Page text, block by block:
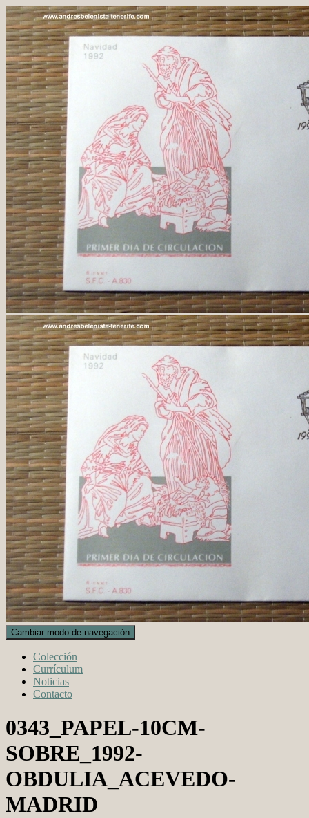
Cambiar modo de navegación
Colección
Currículum
Noticias
Contacto
0343_PAPEL-10CM-
SOBRE_1992-
OBDULIA_ACEVEDO-
MADRID